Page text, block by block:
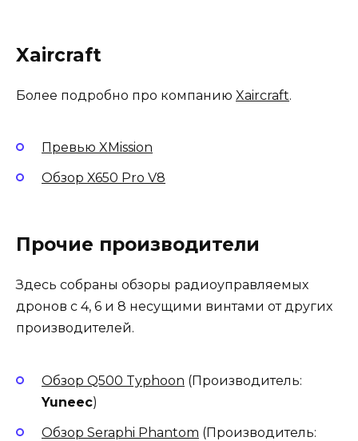
Xaircraft
Более подробно про компанию Xaircraft.
Превью XMission
Обзор X650 Pro V8
Прочие производители
Здесь собраны обзоры радиоуправляемых
дронов с 4, 6 и 8 несущими винтами от других
производителей.
Обзор Q500 Typhoon (Производитель:
Yuneec)
Обзор Seraphi Phantom (Производитель: